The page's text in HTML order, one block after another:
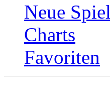
Neue
Charts
Favoriten